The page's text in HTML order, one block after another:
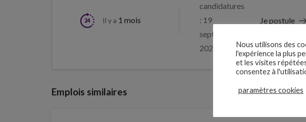
Il y a 1 mois
candidatures
: 19
septembre
2026
Je postule
Emplois similaires
Nous utilisons des
l'expérience la plus
et les visites
consentez à
paramètres cookies